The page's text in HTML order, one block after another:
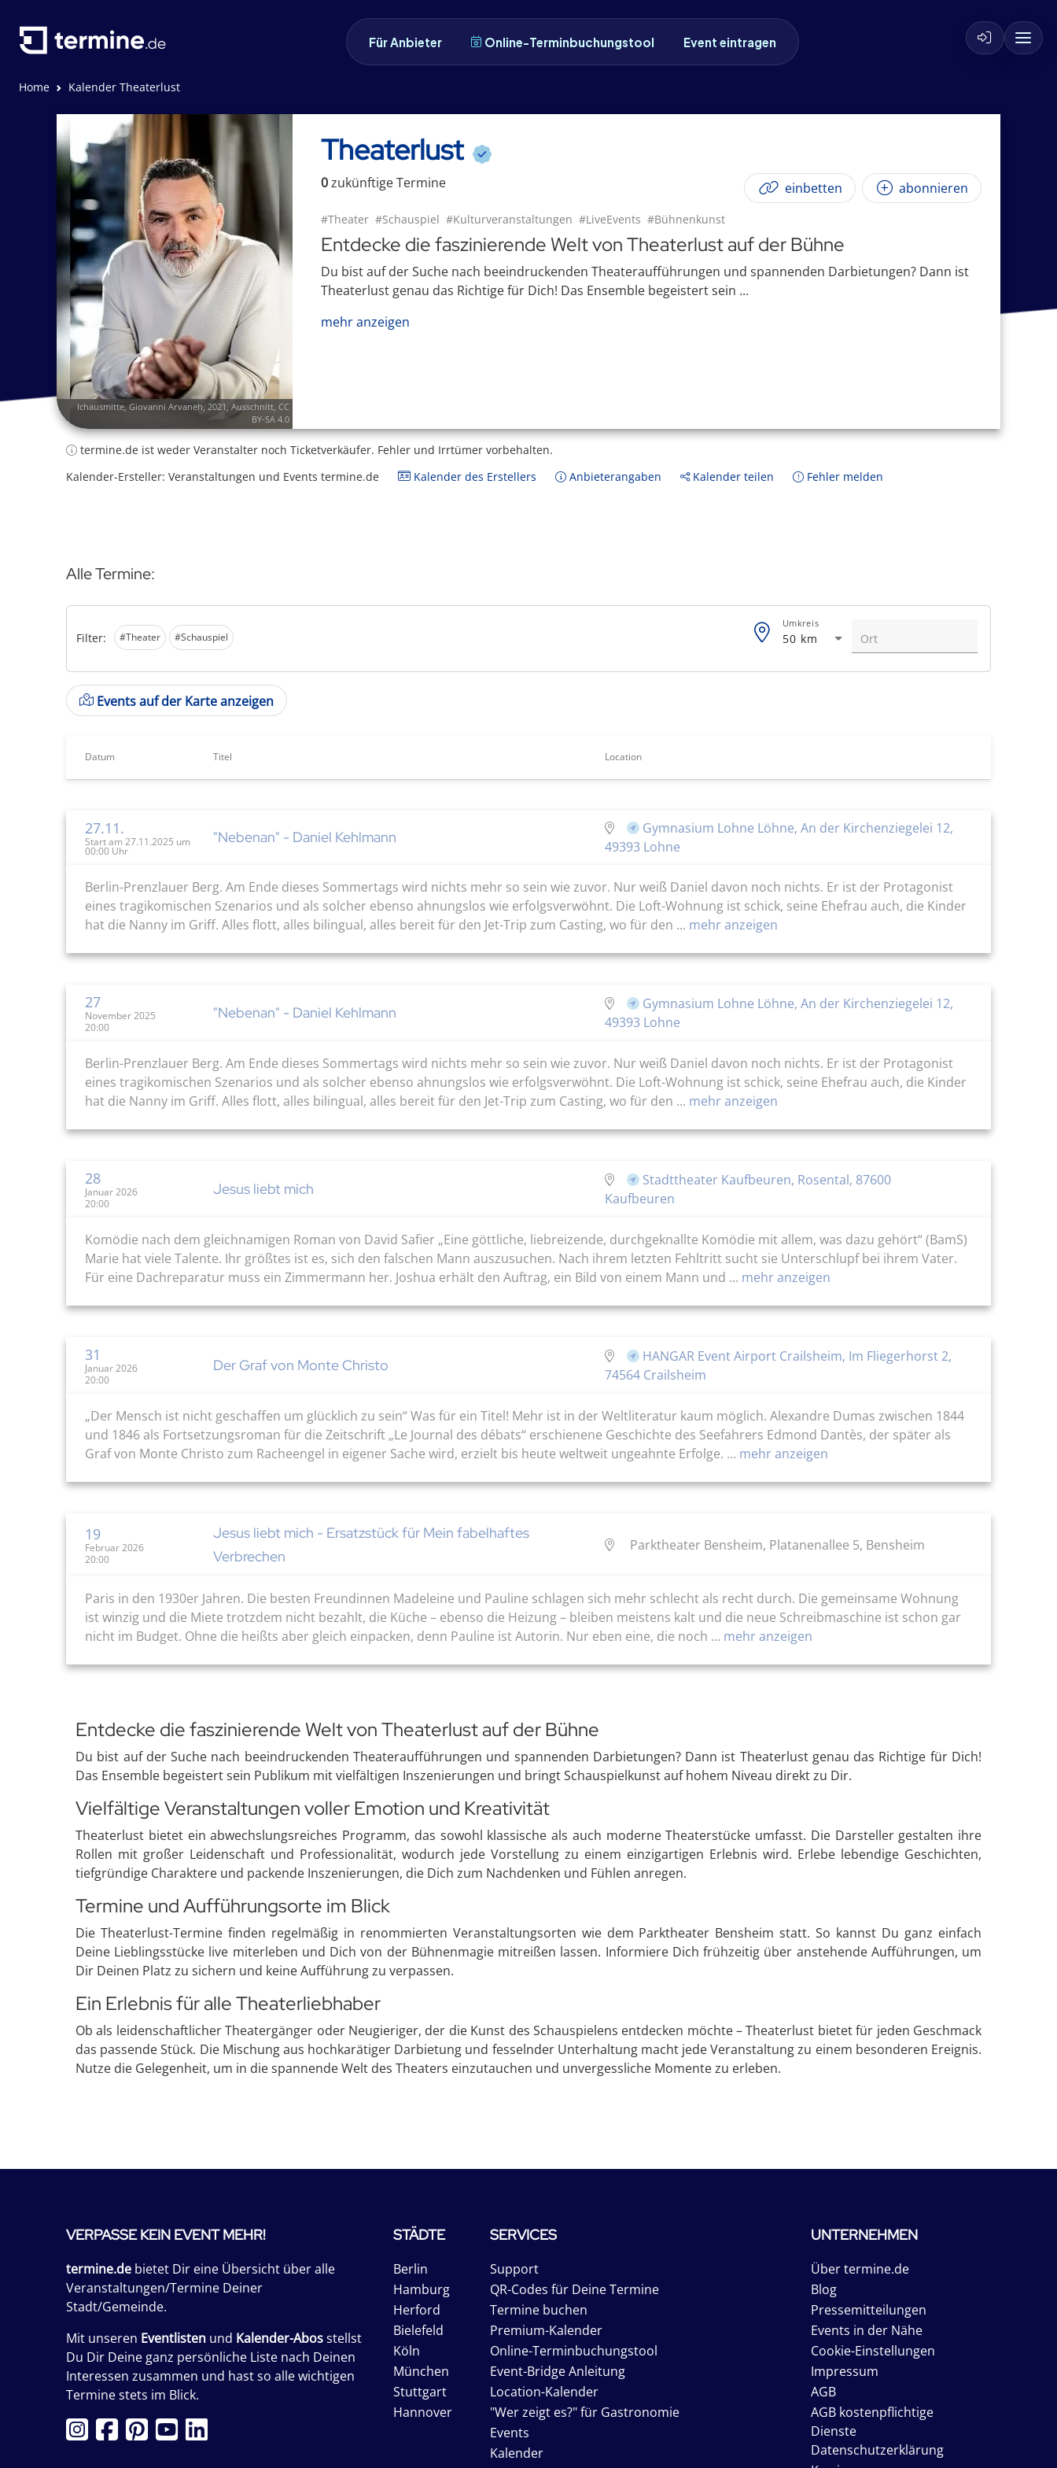
Für Anbieter Online-Terminbuchungstool Event eintragen
Home Kalender Theaterlust
Ichausmitte, Giovanni Arvaneh, 2021 , Ausschnitt, CC
BY-SA 4.0
Theaterlust
0zukünftigeTermine einbetten abonnieren
#Theater #Schauspiel #Kulturveranstaltungen #LiveEvents #Bühnenkunst
Entdecke die faszinierende Welt von Theaterlust auf der Bühne
Du bist auf der Suche nach beeindruckenden Theateraufführungen und spannenden Darbietungen? Dann ist
Theaterlust genau das Richtige für Dich! Das Ensemble begeistert sein ...
mehr anzeigen
termine.de ist weder Veranstalter noch Ticketverkäufer. Fehler und Irrtümer vorbehalten.
Kalender-Ersteller: Veranstaltungen und Events termine.de
Kalender des Erstellers Anbieterangaben Kalender teilen Fehler melden
Alle Termine:
Filter: #Theater #Schauspiel 50 km
Umkreis
Events auf der Karte anzeigen
Datum Titel Location
27.11.
Start am 27.11.2025 um
00:00 Uhr
"Nebenan" - Daniel Kehlmann
Gymnasium Lohne Löhne, An der Kirchenziegelei 12,
49393 Lohne
Berlin-Prenzlauer Berg. Am Ende dieses Sommertags wird nichts mehr so sein wie zuvor. Nur weiß Daniel davon noch nichts. Er ist der Protagonist
eines tragikomischen Szenarios und als solcher ebenso ahnungslos wie erfolgsverwöhnt. Die Loft-Wohnung ist schick, seine Ehefrau auch, die Kinder
hat die Nanny im Griff. Alles flott, alles bilingual, alles bereit für den Jet-Trip zum Casting, wo für den ... mehr anzeigen
27
November 2025
20:00
"Nebenan" - Daniel Kehlmann
Gymnasium Lohne Löhne, An der Kirchenziegelei 12,
49393 Lohne
Berlin-Prenzlauer Berg. Am Ende dieses Sommertags wird nichts mehr so sein wie zuvor. Nur weiß Daniel davon noch nichts. Er ist der Protagonist
eines tragikomischen Szenarios und als solcher ebenso ahnungslos wie erfolgsverwöhnt. Die Loft-Wohnung ist schick, seine Ehefrau auch, die Kinder
hat die Nanny im Griff. Alles flott, alles bilingual, alles bereit für den Jet-Trip zum Casting, wo für den ... mehr anzeigen
28
Januar 2026
20:00
Jesus liebt mich
Stadttheater Kaufbeuren, Rosental, 87600
Kaufbeuren
Komödie nach dem gleichnamigen Roman von David Safier „Eine göttliche, liebreizende, durchgeknallte Komödie mit allem, was dazu gehört“ (BamS)
Marie hat viele Talente. Ihr größtes ist es, sich den falschen Mann auszusuchen. Nach ihrem letzten Fehltritt sucht sie Unterschlupf bei ihrem Vater.
Für eine Dachreparatur muss ein Zimmermann her. Joshua erhält den Auftrag, ein Bild von einem Mann und ... mehr anzeigen
31
Januar 2026
20:00
Der Graf von Monte Christo
HANGAR Event Airport Crailsheim, Im Fliegerhorst 2,
74564 Crailsheim
„Der Mensch ist nicht geschaffen um glücklich zu sein“ Was für ein Titel! Mehr ist in der Weltliteratur kaum möglich. Alexandre Dumas zwischen 1844
und 1846 als Fortsetzungsroman für die Zeitschrift „Le Journal des débats“ erschienene Geschichte des Seefahrers Edmond Dantès, der später als
Graf von Monte Christo zum Racheengel in eigener Sache wird, erzielt bis heute weltweit ungeahnte Erfolge. ... mehr anzeigen
19
Februar 2026
20:00
Jesus liebt mich - Ersatzstück für Mein fabelhaftes
Verbrechen
Parktheater Bensheim, Platanenallee 5, Bensheim
Paris in den 1930er Jahren. Die besten Freundinnen Madeleine und Pauline schlagen sich mehr schlecht als recht durch. Die gemeinsame Wohnung
ist winzig und die Miete trotzdem nicht bezahlt, die Küche – ebenso die Heizung – bleiben meistens kalt und die neue Schreibmaschine ist schon gar
nicht im Budget. Ohne die heißts aber gleich einpacken, denn Pauline ist Autorin. Nur eben eine, die noch ... mehr anzeigen
Entdecke die faszinierende Welt von Theaterlust auf der Bühne
Du bist auf der Suche nach beeindruckenden Theateraufführungen und spannenden Darbietungen? Dann ist Theaterlust genau das Richtige für Dich!
Das Ensemble begeistert sein Publikum mit vielfältigen Inszenierungen und bringt Schauspielkunst auf hohem Niveau direkt zu Dir.
Vielfältige Veranstaltungen voller Emotion und Kreativität
Theaterlust bietet ein abwechslungsreiches Programm, das sowohl klassische als auch moderne Theaterstücke umfasst. Die Darsteller gestalten ihre
Rollen mit großer Leidenschaft und Professionalität, wodurch jede Vorstellung zu einem einzigartigen Erlebnis wird. Erlebe lebendige Geschichten,
tiefgründige Charaktere und packende Inszenierungen, die Dich zum Nachdenken und Fühlen anregen.
Termine und Aufführungsorte im Blick
Die Theaterlust-Termine finden regelmäßig in renommierten Veranstaltungsorten wie dem Parktheater Bensheim statt. So kannst Du ganz einfach
Deine Lieblingsstücke live miterleben und Dich von der Bühnenmagie mitreißen lassen. Informiere Dich frühzeitig über anstehende Aufführungen, um
Dir Deinen Platz zu sichern und keine Aufführung zu verpassen.
Ein Erlebnis für alle Theaterliebhaber
Ob als leidenschaftlicher Theatergänger oder Neugieriger, der die Kunst des Schauspielens entdecken möchte – Theaterlust bietet für jeden Geschmack
das passende Stück. Die Mischung aus hochkarätiger Darbietung und fesselnder Unterhaltung macht jede Veranstaltung zu einem besonderen Ereignis.
Nutze die Gelegenheit, um in die spannende Welt des Theaters einzutauchen und unvergessliche Momente zu erleben.
VERPASSE KEIN EVENT MEHR!
termine.de bietet Dir eine Übersicht über alle
Veranstaltungen/Termine Deiner
Stadt/Gemeinde.
Mit unseren Eventlisten und Kalender-Abosstellst
Du Dir Deine ganz persönliche Liste nach Deinen
Interessen zusammen und hast so alle wichtigen
Termine stets im Blick.
STÄDTE
Berlin
Hamburg
Herford
Bielefeld
Köln
München
Stuttgart
Hannover
SERVICES
Support
QR-Codes für Deine Termine
Termine buchen
Premium-Kalender
Online-Terminbuchungstool
Event-Bridge Anleitung
Location-Kalender
"Wer zeigt es?" für Gastronomie
Events
Kalender
UNTERNEHMEN
Über termine.de
Blog
Pressemitteilungen
Events in der Nähe
Cookie-Einstellungen
Impressum
AGB
AGB kostenpflichtige
Dienste
Datenschutzerklärung